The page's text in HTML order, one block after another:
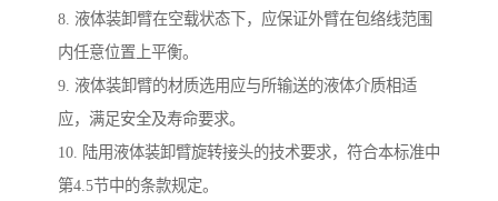
8. 液体装卸臂在空载状态下，应保证外臂在包络线范围
内任意位置上平衡。
9. 液体装卸臂的材质选用应与所输送的液体介质相适
应，满足安全及寿命要求。
10. 陆用液体装卸臂旋转接头的技术要求，符合本标准中
第4.5节中的条款规定。